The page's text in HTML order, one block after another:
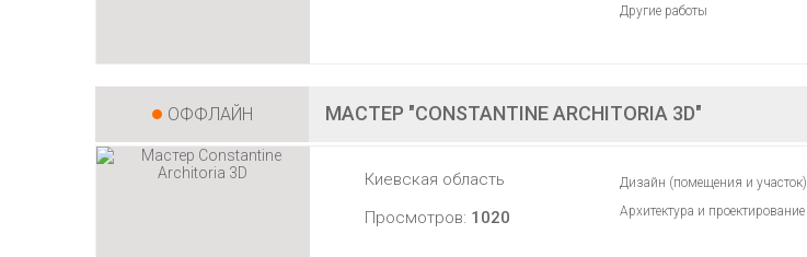
Другие работы
ОФФЛАЙН МАСТЕР "CONSTANTINE ARCHITORIA 3D"
Киевская область
Просмотров: 1020
Дизайн (помещения и участок)
Архитектура и проектирование